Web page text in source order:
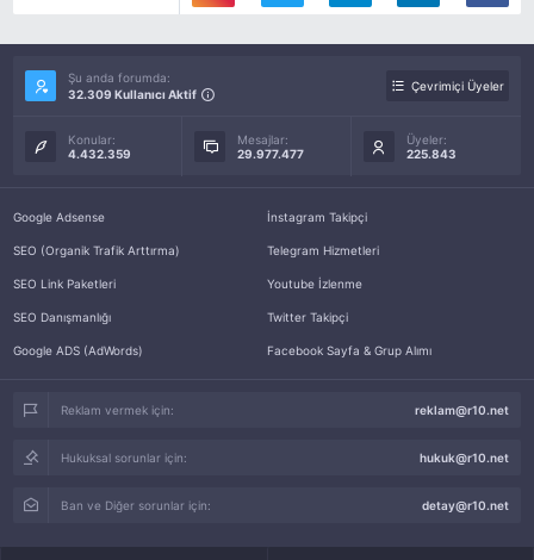
Şu anda forumda:
32.309 Kullanıcı Aktif
Çevrimiçi Üyeler
Konular:
4.432.359
Mesajlar:
29.977.477
Üyeler:
225.843
Google Adsense
SEO (Organik Trafik Arttırma)
SEO Link Paketleri
SEO Danışmanlığı
Google ADS (AdWords)
İnstagram Takipçi
Telegram Hizmetleri
Youtube İzlenme
Twitter Takipçi
Facebook Sayfa & Grup Alımı
Reklam vermek için: reklam@r10.net
Hukuksal sorunlar için: hukuk@r10.net
Ban ve Diğer sorunlar için: detay@r10.net